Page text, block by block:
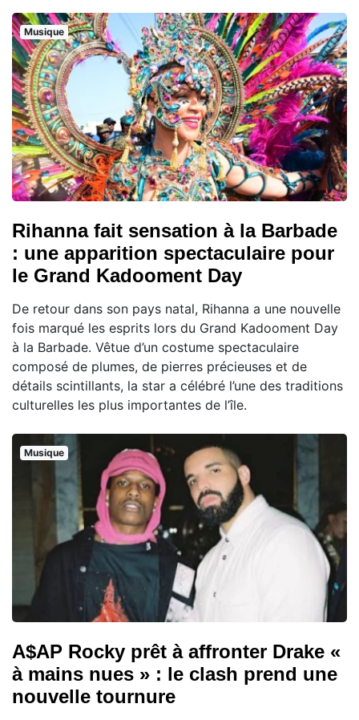
Musique
Rihanna fait sensation à la Barbade
: une apparition spectaculaire pour
le Grand Kadooment Day
De retour dans son pays natal, Rihanna a une nouvelle
fois marqué les esprits lors du Grand Kadooment Day
à la Barbade. Vêtue d’un costume spectaculaire
composé de plumes, de pierres précieuses et de
détails scintillants, la star a célébré l’une des traditions
culturelles les plus importantes de l’île.
Musique
A$AP Rocky prêt à affronter Drake «
à mains nues » : le clash prend une
nouvelle tournure